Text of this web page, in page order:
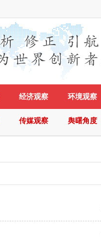
经济观察 环境观察
传媒观察 舆曙角度